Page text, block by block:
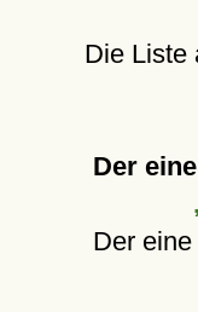
Die Liste
Der
Der